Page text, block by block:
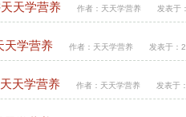
天学营养 作者： 天天学营养 发表于
天学营养 作者： 天天学营养 发表于：
天学营养 作者： 天天学营养 发表于